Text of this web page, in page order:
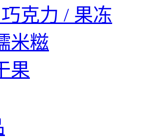
克力 / 果冻
米糍
果